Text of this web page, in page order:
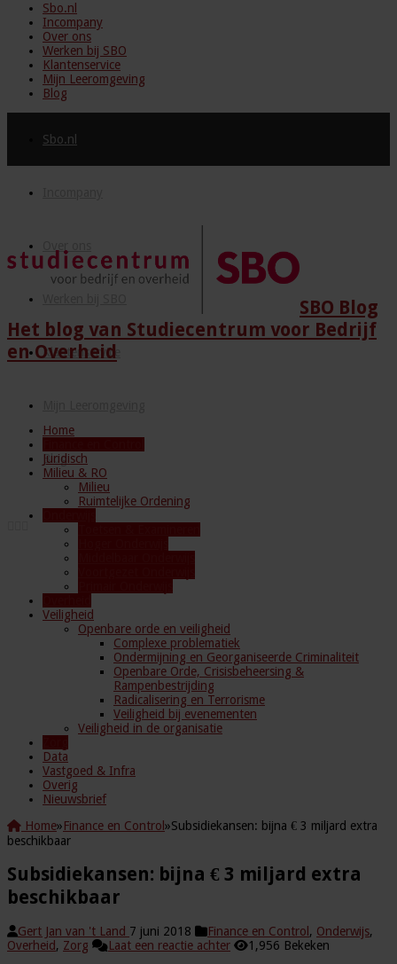
Sbo.nl
Incompany
Over ons
Werken bij SBO
Klantenservice
Mijn Leeromgeving
Blog
Sbo.nl
Klantenservice
Blog
SBO Blog
Het blog van Studiecentrum voor Bedrijf
en Overheid
Home
Juridisch
Milieu & RO
Milieu
Ruimtelijke Ordening
Veiligheid
Openbare orde en veiligheid
Complexe problematiek
Ondermijning en Georganiseerde Criminaliteit
Openbare Orde, Crisisbeheersing &
Rampenbestrijding
Radicalisering en Terrorisme
Veiligheid bij evenementen
Veiligheid in de organisatie
Data
Vastgoed & Infra
Overig
Nieuwsbrief
Home»Finance en Control »Subsidiekansen: bijna € 3 miljard extra
beschikbaar
Subsidiekansen: bijna € 3 miljard extra
beschikbaar
Gert Jan van 't Land 7 juni 2018 Finance en Control , Onderwijs,
Overheid, Zorg Laat een reactie achter
1,956 Bekeken